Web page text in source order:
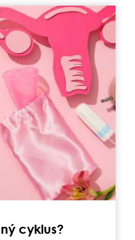
cyklus?